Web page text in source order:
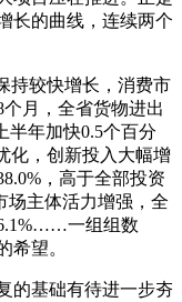
长的曲线，连续两个
较快增长，消费市
月，全省货物进出
半年加快0.5个百分
化，创新投入大幅增
，高于全部投资
场主体活力增强，全
一组组数
希望。
基础有待进一步夯